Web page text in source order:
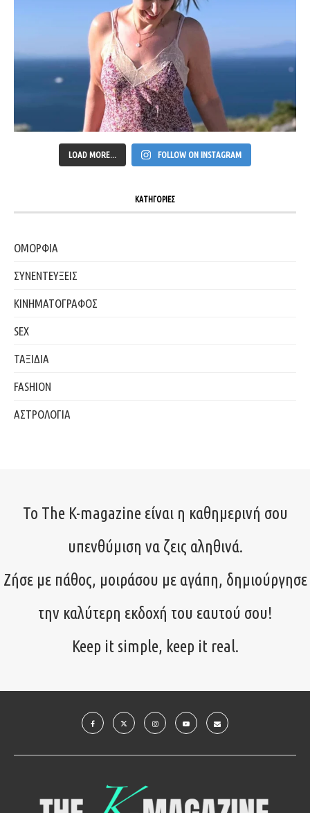
LOAD MORE... FOLLOW ON INSTAGRAM
ΚΑΤΗΓΟΡΙΕΣ
ΟΜΟΡΦΙΑ
ΣΥΝΕΝΤΕΥΞΕΙΣ
ΚΙΝΗΜΑΤΟΓΡΑΦΟΣ
SEX
ΤΑΞΙΔΙΑ
FASHION
ΑΣΤΡΟΛΟΓΙΑ
Το The K-magazine είναι η καθημερινή σου
υπενθύμιση να ζεις αληθινά.
Ζήσε με πάθος, μοιράσου με αγάπη, δημιούργησε
την καλύτερη εκδοχή του εαυτού σου!
Keep it simple, keep it real.